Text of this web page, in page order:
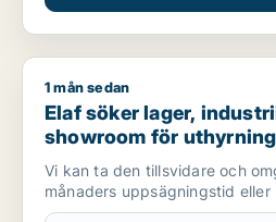
Elaf söker lager, industrilokal
1 mån sedan
Elaf söker lager,
showroom för
Göteborg
Vi kan ta den tillsvidare och
månaders uppsägningstid eller